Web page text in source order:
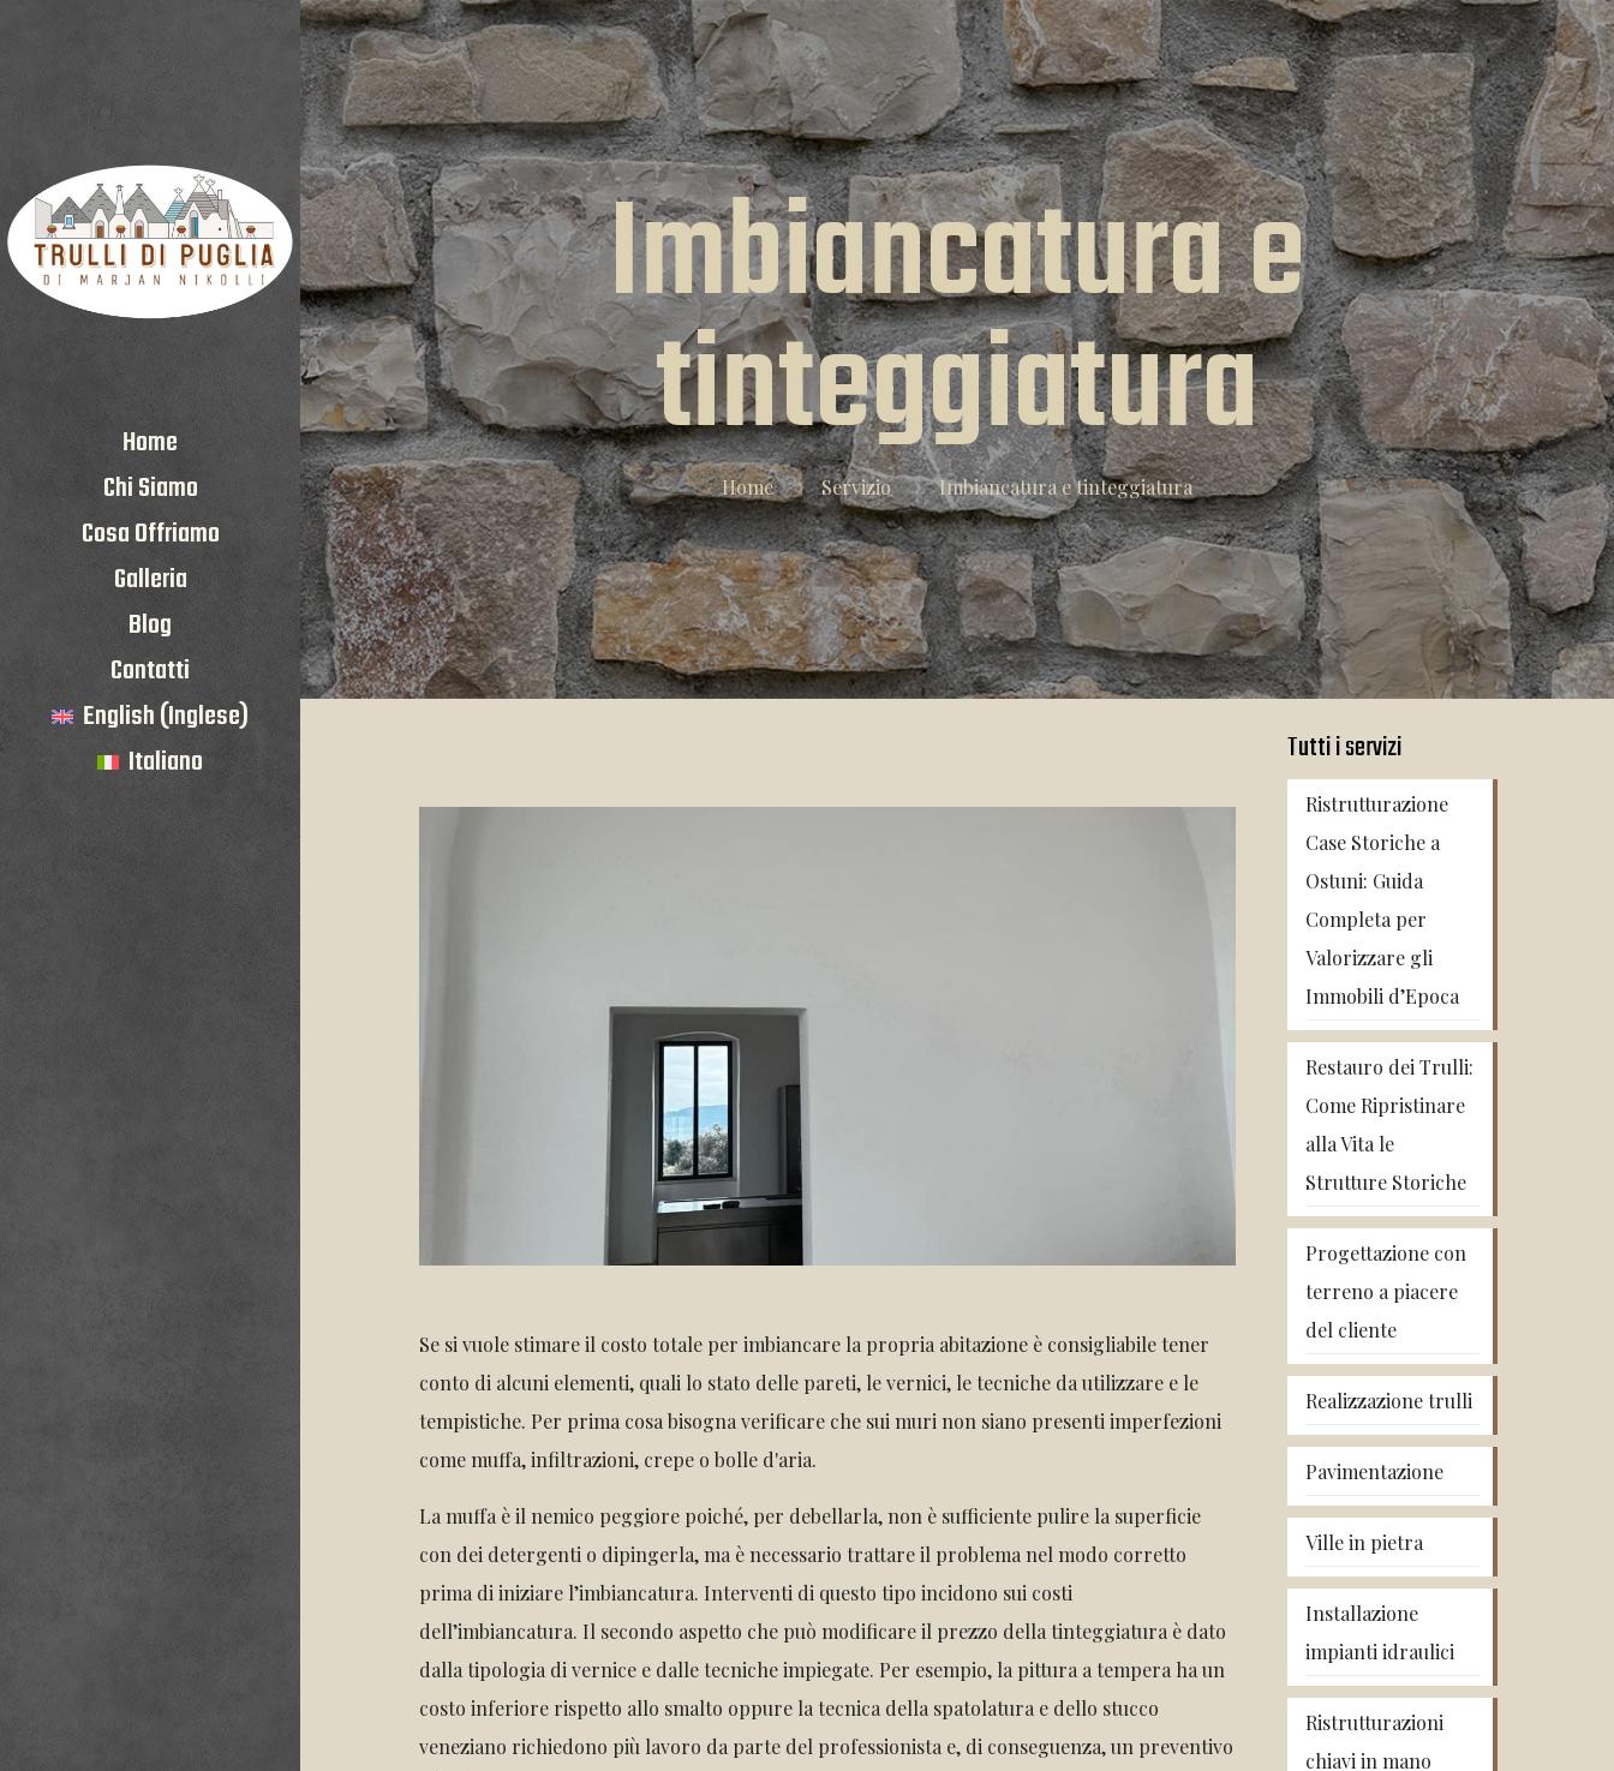
Home
Chi Siamo
Cosa Offriamo
Galleria
Blog
Contatti
English(Inglese)
Italiano
Imbiancatura e
tinteggiatura
Home Servizio Imbiancatura e tinteggiatura
Se si vuole stimare il costo totale per imbiancare la propria abitazione è consigliabile tener
conto di alcuni elementi, quali lo stato delle pareti, le vernici, le tecniche da utilizzare e le
tempistiche. Per prima cosa bisogna verificare che sui muri non siano presenti imperfezioni
come muffa, infiltrazioni, crepe o bolle d'aria.
La muffa è il nemico peggiore poiché, per debellarla, non è sufficiente pulire la superficie
con dei detergenti o dipingerla, ma è necessario trattare il problema nel modo corretto
prima di iniziare l’imbiancatura. Interventi di questo tipo incidono sui costi
dell’imbiancatura. Il secondo aspetto che può modificare il prezzo della tinteggiatura è dato
dalla tipologia di vernice e dalle tecniche impiegate. Per esempio, la pittura a tempera ha un
costo inferiore rispetto allo smalto oppure la tecnica della spatolatura e dello stucco
veneziano richiedono più lavoro da parte del professionista e, di conseguenza, un preventivo
Tutti i servizi
Ristrutturazione
Case Storiche a
Ostuni: Guida
Completa per
Valorizzare gli
Immobili d’Epoca
Restauro dei Trulli:
Come Ripristinare
alla Vita le
Strutture Storiche
Progettazione con
terreno a piacere
del cliente
Realizzazione trulli
Pavimentazione
Ville in pietra
Installazione
impianti idraulici
Ristrutturazioni
chiavi in mano